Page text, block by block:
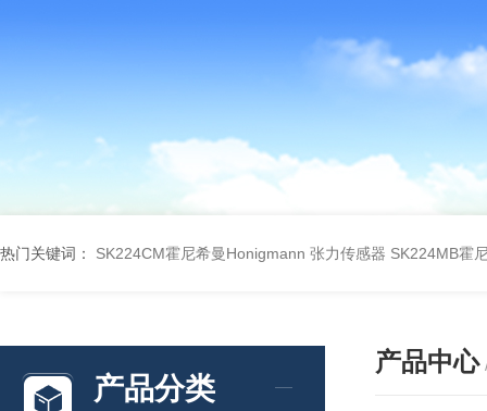
热门关键词： SK224CM霍尼希曼Honigmann 张力传感器 SK224MB霍
产品分类
产品中心